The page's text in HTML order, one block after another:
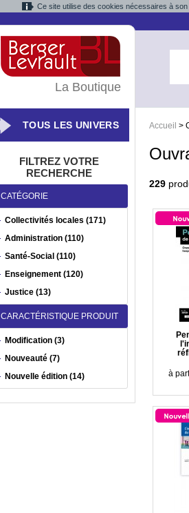
Ce site utilise des cookies nécessaires à
Accueil >
229
à
La Boutique
TOUS LES UNIVERS
FILTREZ VOTRE
RECHERCHE
CATÉGORIE
Collectivités locales (171)
Administration (110)
Santé-Social (110)
Enseignement (120)
Justice (13)
CARACTÉRISTIQUE PRODUIT
Modification (3)
Nouveauté (7)
Nouvelle édition (14)